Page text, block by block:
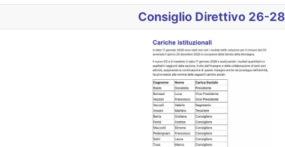
Consiglio Direttivo 26-28